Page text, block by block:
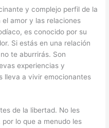
y complejo perfil de la
el amor y las relaciones
es conocido por su
Si estás en una relación
te aburrirás. Son
experiencias y
lleva a vivir emocionantes
de la libertad. No les
lo que a menudo les